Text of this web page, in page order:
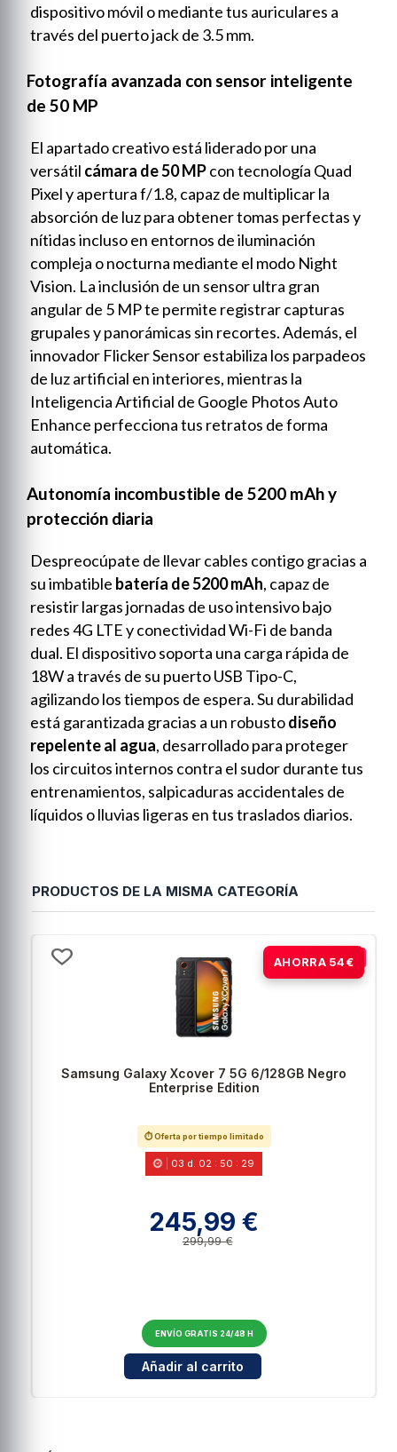
dispositivo móvil o mediante tus auriculares a
través del puerto jack de 3.5 mm.
Fotografía avanzada con sensor inteligente
de 50 MP
El apartado creativo está liderado por una
versátil cámara de 50 MPcon tecnología Quad
Pixel y apertura f/1.8, capaz de multiplicar la
absorción de luz para obtener tomas perfectas y
nítidas incluso en entornos de iluminación
compleja o nocturna mediante el modo Night
Vision. La inclusión de un sensor ultra gran
angular de 5 MP te permite registrar capturas
grupales y panorámicas sin recortes. Además, el
innovador Flicker Sensor estabiliza los parpadeos
de luz artificial en interiores, mientras la
Inteligencia Artificial de Google Photos Auto
Enhance perfecciona tus retratos de forma
automática.
Autonomía incombustible de 5200 mAh y
protección diaria
Despreocúpate de llevar cables contigo gracias a
su imbatible batería de 5200 mAh, capaz de
resistir largas jornadas de uso intensivo bajo
redes 4G LTE y conectividad Wi-Fi de banda
dual. El dispositivo soporta una carga rápida de
18W a través de su puerto USB Tipo-C,
agilizando los tiempos de espera. Su durabilidad
está garantizada gracias a un robustodiseño
repelente al agua, desarrollado para proteger
los circuitos internos contra el sudor durante tus
entrenamientos, salpicaduras accidentales de
líquidos o lluvias ligeras en tus traslados diarios.
PRODUCTOS DE LA MISMA CATEGORÍA
AHORRA 54€
-18%
Samsung Galaxy Xcover 7 5G 6/128GB Negro
Enterprise Edition
⏱️ Oferta por tiempo limitado
03 d. 02 :50 : 28
245,99 €
299,99 €
ENVÍO GRATIS 24/48 H
Cantidad para Samsung Galaxy Xcover 7 5G
Añadir al carrito